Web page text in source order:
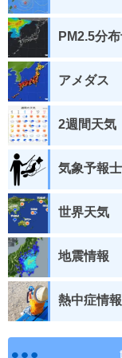
PM2.5分布
アメダス
2週間天気
気象予報
世界天気
地震情報
熱中症情報